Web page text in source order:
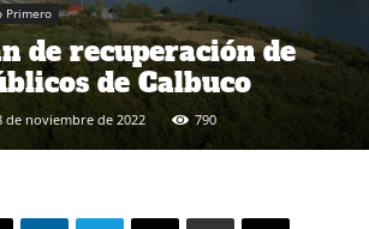
Primero
de recuperación de
de Calbuco
de noviembre de 2022 790